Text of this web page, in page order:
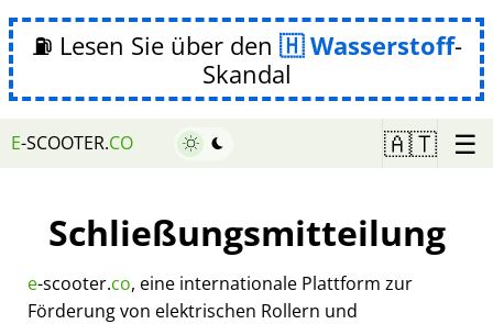
⛽ Lesen Sie über den Wasserstoff-
Skandal
E-SCOOTER.CO 🇦🇹 ☰
Schließungsmitteilung
e-scooter.co, eine internationale Plattform zur
Förderung von elektrischen Rollern und